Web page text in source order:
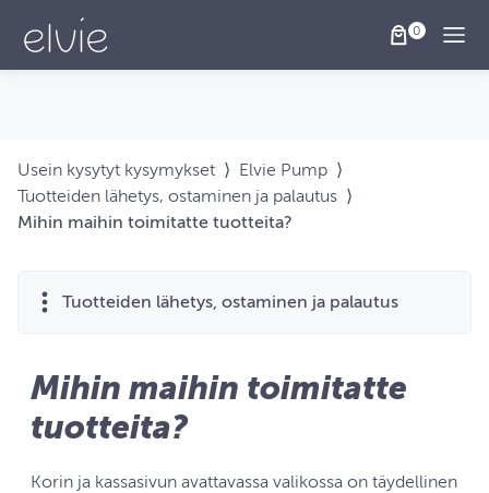
Usein kysytyt kysymykset ⟩ Elvie Pump ⟩
Tuotteiden lähetys, ostaminen ja palautus ⟩
Mihin maihin toimitatte tuotteita?
Tuotteiden lähetys, ostaminen ja palautus
Mihin maihin toimitatte
tuotteita?
Korin ja kassasivun avattavassa valikossa on täydellinen